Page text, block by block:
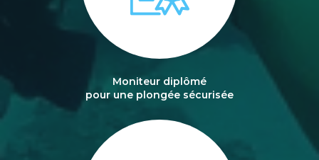
Moniteur diplômé
pour une plongée sécurisée